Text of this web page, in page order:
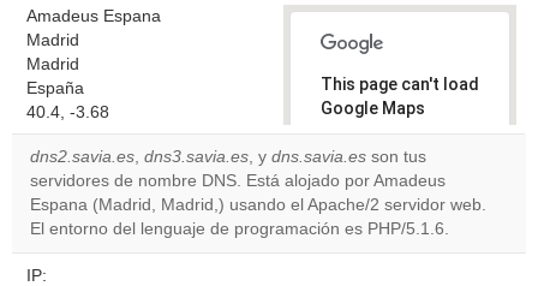
Amadeus Espana
Madrid
Madrid
España
40.4, -3.68
This page can't load
Google Maps
correctly.
Do you
own this
website?
OK
dns2.savia.es, dns3.savia.es, y dns.savia.es son tus
servidores de nombre DNS. Está alojado por Amadeus
Espana (Madrid, Madrid,) usando el Apache/2 servidor web.
El entorno del lenguaje de programación es PHP/5.1.6.
IP: